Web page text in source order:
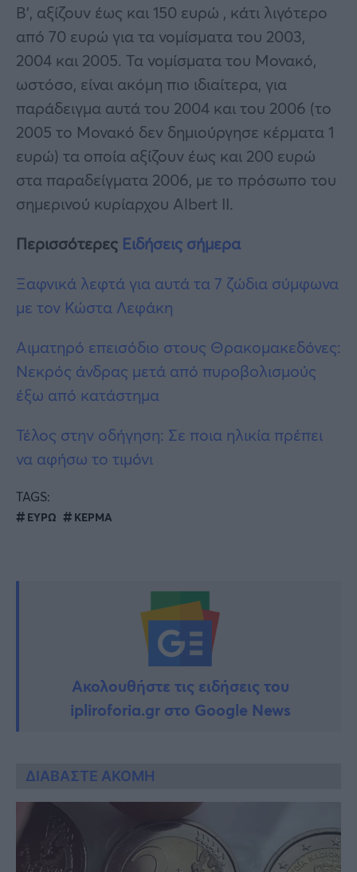
Β’, αξίζουν έως και 150 ευρώ , κάτι λιγότερο
από 70 ευρώ για τα νομίσματα του 2003,
2004 και 2005. Τα νομίσματα του Μονακό,
ωστόσο, είναι ακόμη πιο ιδιαίτερα, για
παράδειγμα αυτά του 2004 και του 2006 (το
2005 το Μονακό δεν δημιούργησε κέρματα 1
ευρώ) τα οποία αξίζουν έως και 200 ​​ευρώ
στα παραδείγματα 2006, με το πρόσωπο του
σημερινού κυρίαρχου Albert II.
Περισσότερες Ειδήσεις σήμερα
Ξαφνικά λεφτά για αυτά τα 7 ζώδια σύμφωνα
με τον Κώστα Λεφάκη
Αιματηρό επεισόδιο στους Θρακομακεδόνες:
Νεκρός άνδρας μετά από πυρoβoλισμoύς
έξω από κατάστημα
Τέλος στην οδήγηση: Σε ποια ηλικία πρέπει
να αφήσω το τιμόνι
TAGS:
ΕΥΡΩ ΚΕΡΜΑ
Ακολουθήστε τις ειδήσεις του
ipliroforia.gr στο Google News
ΔΙΑΒΑΣΤΕ ΑΚΟΜΗ